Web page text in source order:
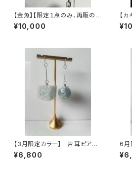
【金魚】【限定１点のみ、再販の予
定はありません】ヴィンテージパ
ーツで作った丸型3wayネック
¥10,000
【
予
パ
【3月限定カラー】 片耳ピア
ス デカマルとデカシカク ホ
ワイトホロレインボー
¥6,800
6月
片
マー